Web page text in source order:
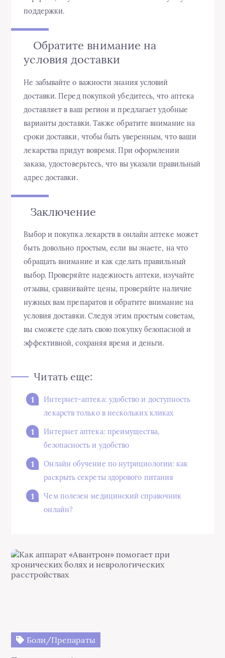
поддержки.
Обратите внимание на
условия доставки
Не забывайте о важности знания условий
доставки. Перед покупкой убедитесь, что аптека
доставляет в ваш регион и предлагает удобные
варианты доставки. Также обратите внимание на
сроки доставки, чтобы быть уверенным, что ваши
лекарства придут вовремя. При оформлении
заказа, удостоверьтесь, что вы указали правильный
адрес доставки.
Заключение
Выбор и покупка лекарств в онлайн аптеке может
быть довольно простым, если вы знаете, на что
обращать внимание и как сделать правильный
выбор. Проверяйте надежность аптеки, изучайте
отзывы, сравнивайте цены, проверяйте наличие
нужных вам препаратов и обратите внимание на
условия доставки. Следуя этим простым советам,
вы сможете сделать свою покупку безопасной и
эффективной, сохраняя время и деньги.
Читать еще:
Интернет-аптека: удобство и доступность
лекарств только в нескольких кликах
Интернет аптека: преимущества,
безопасность и удобство
Онлайн обучение по нутрициологии: как
раскрыть секреты здорового питания
Чем полезен медицинский справочник
онлайн?
Боли/Препараты